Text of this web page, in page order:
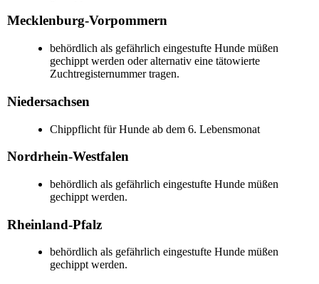
Mecklenburg-Vorpommern
behördlich als gefährlich eingestufte Hunde müßen
gechippt werden oder alternativ eine tätowierte
Zuchtregisternummer tragen.
Niedersachsen
Chippflicht für Hunde ab dem 6. Lebensmonat
Nordrhein-Westfalen
behördlich als gefährlich eingestufte Hunde müßen
gechippt werden.
Rheinland-Pfalz
behördlich als gefährlich eingestufte Hunde müßen
gechippt werden.